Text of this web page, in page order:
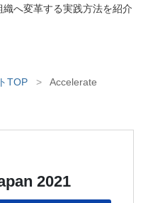
へ変革する実践方法を紹介
TOP >
Accelerate
2021